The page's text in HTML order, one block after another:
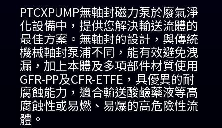
PTCXPUMP無軸封磁力泵於廢氣淨
化設備中，提供您解決輸送流體的
最佳方案。無軸封的設計，與傳統
機械軸封泵浦不同，能有效避免洩
漏，加上本體及多項部件材質使用
GFR-PP及CFR-ETFE，具優異的耐
腐蝕能力，適合輸送酸鹼藥液等高
腐蝕性或易燃、易爆的高危險性流
體。